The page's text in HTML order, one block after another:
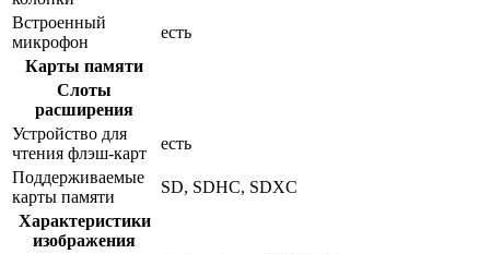
Встроенный
микрофон
есть
Карты памяти
Слоты
расширения
Устройство для
чтения флэш-карт
есть
Поддерживаемые
карты памяти
SD, SDHC, SDXC
Характеристики
изображения